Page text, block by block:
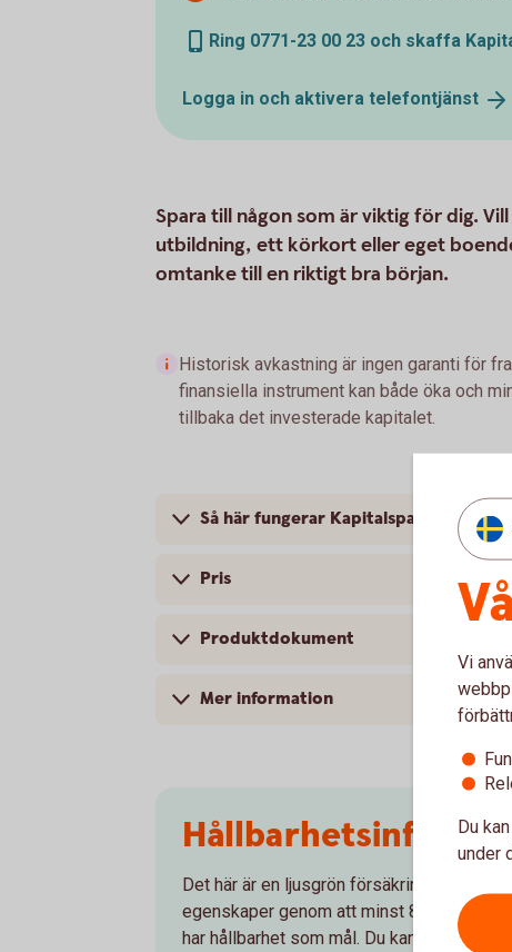
Ring 0771-23 00 23 och skaffa
Logga in och aktivera telefontjänst
Spara till någon som är viktig för dig.
utbildning, ett körkort eller eget
omtanke till en riktigt bra början.
Historisk avkastning är ingen garanti för
finansiella instrument kan både öka och
tillbaka det investerade kapitalet.
Så här fungerar Kapitalspar Barn
Pris
Produktdokument
Mer information
Det här är en ljusgrön försäkringsprodukt
egenskaper genom att minst 80 % av
har hållbarhet som mål. Du kan själv
Vi
Du
under